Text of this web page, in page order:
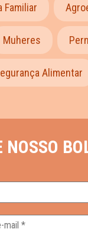
Familiar
Muheres
Alimentar
NOSSO